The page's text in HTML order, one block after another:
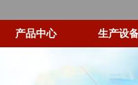
产品中心 生产设